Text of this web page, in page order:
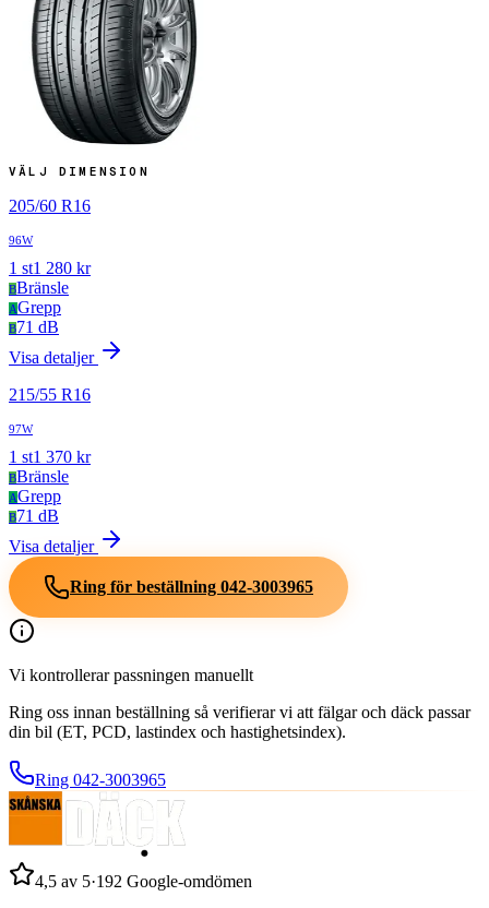
VÄLJ DIMENSION
205/60 R16
96W
1 st1 280 kr
BBränsle
AGrepp
B71 dB
Visa detaljer
215/55 R16
97W
1 st1 370 kr
BBränsle
AGrepp
B71 dB
Visa detaljer
Ring för beställning 042-3003965
Vi kontrollerar passningen manuellt
Ring oss innan beställning så verifierar vi att fälgar och däck passar
din bil (ET, PCD, lastindex och hastighetsindex).
Ring 042-3003965
4,5 av 5·192 Google-omdömen